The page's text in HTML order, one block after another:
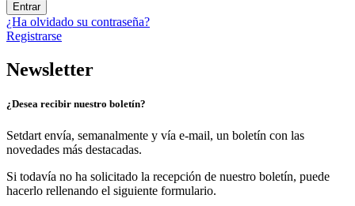
Entrar
¿Ha olvidado su contraseña?
Registrarse
Newsletter
¿Desea recibir nuestro boletín?
Setdart envía, semanalmente y vía e-mail, un boletín con las
novedades más destacadas.
Si todavía no ha solicitado la recepción de nuestro boletín, puede
hacerlo rellenando el siguiente formulario.